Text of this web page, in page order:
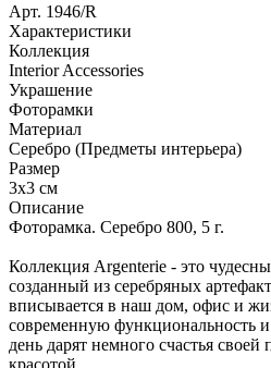
Арт. 1946/R
Характеристики
Коллекция
Interior Accessories
Украшение
Фоторамки
Материал
Серебро (Предметы интерьера)
Размер
3x3 см
Описание
Фоторамка. Серебро 800, 5 г.
Коллекция Argenterie - это
созданный из серебряных
вписывается в наш дом, офис и
современную функциональность
день дарят немного счастья
красотой